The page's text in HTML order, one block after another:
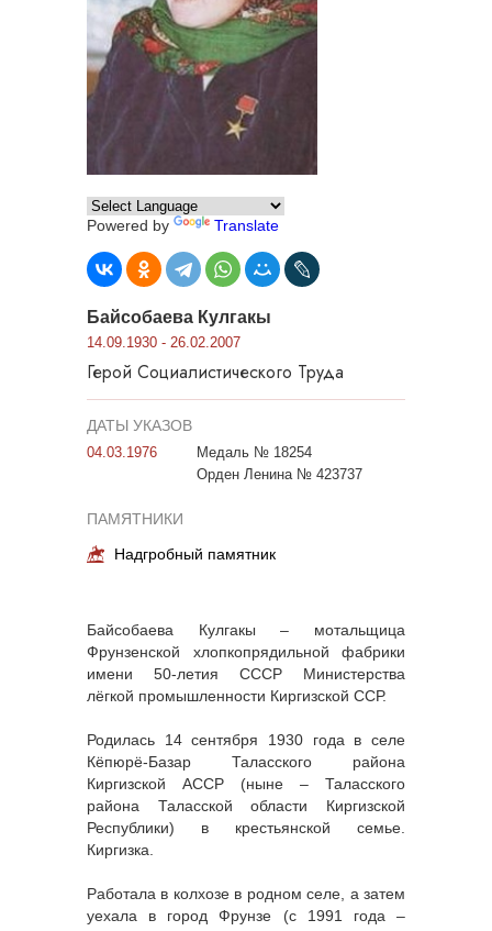
Powered by Translate
Байсобаева Кулгакы
14.09.1930 - 26.02.2007
Герой Социалистического Труда
ДАТЫ УКАЗОВ
04.03.1976
Медаль № 18254
Орден Ленина № 423737
ПАМЯТНИКИ
Надгробный памятник
Байсобаева Кулгакы – мотальщица
Фрунзенской хлопкопрядильной фабрики
имени 50-летия СССР Министерства
лёгкой промышленности Киргизской ССР.
Родилась 14 сентября 1930 года в селе
Кёпюрё-Базар Таласского района
Киргизской АССР (ныне – Таласского
района Таласской области Киргизской
Республики) в крестьянской семье.
Киргизка.
Работала в колхозе в родном селе, а затем
уехала в город Фрунзе (с 1991 года –